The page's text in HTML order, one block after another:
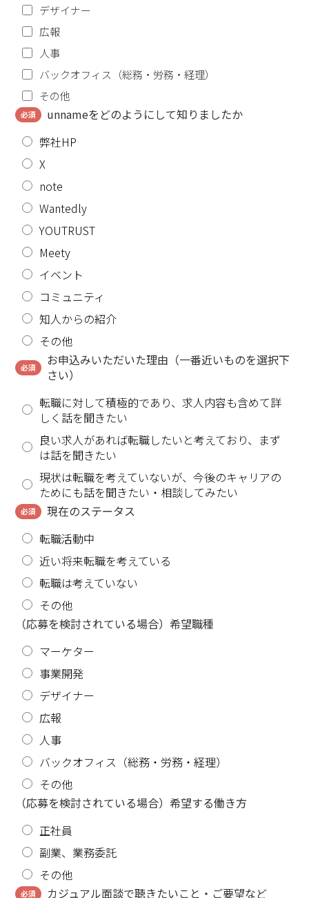
デザイナー
広報
人事
バックオフィス（総務・労務・経理）
その他
必須
unnameをどのようにして知りましたか
弊社HP
X
note
Wantedly
YOUTRUST
Meety
イベント
コミュニティ
知人からの紹介
その他
必須
お申込みいただいた理由（一番近いものを選択下
さい）
転職に対して積極的であり、求人内容も含めて詳
しく話を聞きたい
良い求人があれば転職したいと考えており、まず
は話を聞きたい
現状は転職を考えていないが、今後のキャリアの
ためにも話を聞きたい・相談してみたい
必須
現在のステータス
転職活動中
近い将来転職を考えている
転職は考えていない
その他
（応募を検討されている場合）希望職種
マーケター
事業開発
デザイナー
広報
人事
バックオフィス（総務・労務・経理）
その他
（応募を検討されている場合）希望する働き方
正社員
副業、業務委託
その他
必須 カジュアル面談で聴きたいこと・ご要望など